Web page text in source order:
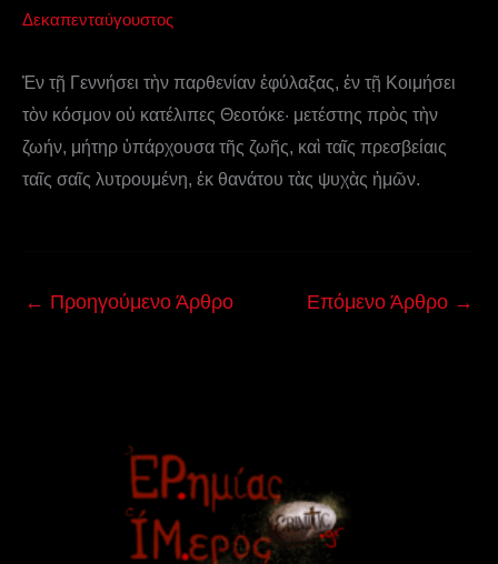
Δεκαπενταύγουστος
Ἐν τῇ Γεννήσει τὴν παρθενίαν ἐφύλαξας, ἐν τῇ Κοιμήσει
τὸν κόσμον οὐ κατέλιπες Θεοτόκε· μετέστης πρὸς τὴν
ζωήν, μήτηρ ὑπάρχουσα τῆς ζωῆς, καὶ ταῖς πρεσβείαις
ταῖς σαῖς λυτρουμένη, ἐκ θανάτου τὰς ψυχὰς ἡμῶν.
← Προηγούμενο Άρθρο Επόμενο Άρθρο →